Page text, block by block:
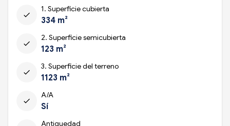
check
1. Superficie cubierta
334 m²
check
2. Superficie semicubierta
123 m²
check
3. Superficie del terreno
1123 m²
check
A/A
Sí
Antiguedad